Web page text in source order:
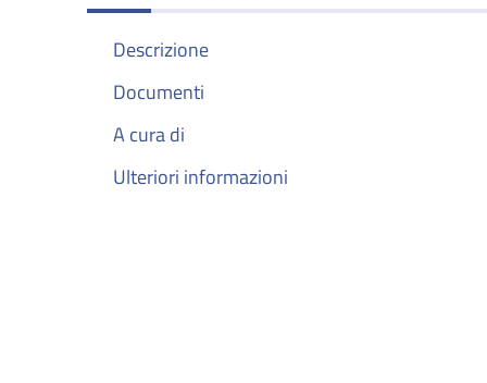
Descrizione
Documenti
A cura di
Ulteriori informazioni